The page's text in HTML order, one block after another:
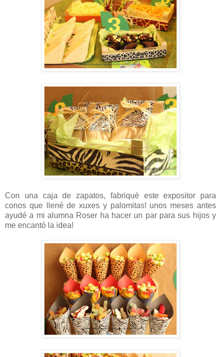
Con una caja de zapatos, fabriqué este expositor para
conos que llené de xuxes y palomitas! unos meses antes
ayudé a mi alumna Roser ha hacer un par para sus hijos y
me encantó la idea!